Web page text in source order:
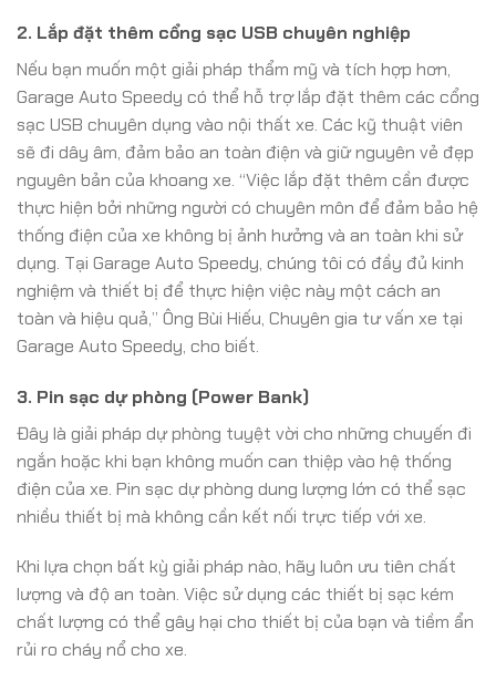
2. Lắp đặt thêm cổng sạc USB chuyên nghiệp
Nếu bạn muốn một giải pháp thẩm mỹ và tích hợp hơn,
Garage Auto Speedy có thể hỗ trợ lắp đặt thêm các cổng
sạc USB chuyên dụng vào nội thất xe. Các kỹ thuật viên
sẽ đi dây âm, đảm bảo an toàn điện và giữ nguyên vẻ đẹp
nguyên bản của khoang xe. “Việc lắp đặt thêm cần được
thực hiện bởi những người có chuyên môn để đảm bảo hệ
thống điện của xe không bị ảnh hưởng và an toàn khi sử
dụng. Tại Garage Auto Speedy, chúng tôi có đầy đủ kinh
nghiệm và thiết bị để thực hiện việc này một cách an
toàn và hiệu quả,” Ông Bùi Hiếu, Chuyên gia tư vấn xe tại
Garage Auto Speedy, cho biết.
3. Pin sạc dự phòng (Power Bank)
Đây là giải pháp dự phòng tuyệt vời cho những chuyến đi
ngắn hoặc khi bạn không muốn can thiệp vào hệ thống
điện của xe. Pin sạc dự phòng dung lượng lớn có thể sạc
nhiều thiết bị mà không cần kết nối trực tiếp với xe.
Khi lựa chọn bất kỳ giải pháp nào, hãy luôn ưu tiên chất
lượng và độ an toàn. Việc sử dụng các thiết bị sạc kém
chất lượng có thể gây hại cho thiết bị của bạn và tiềm ẩn
rủi ro cháy nổ cho xe.